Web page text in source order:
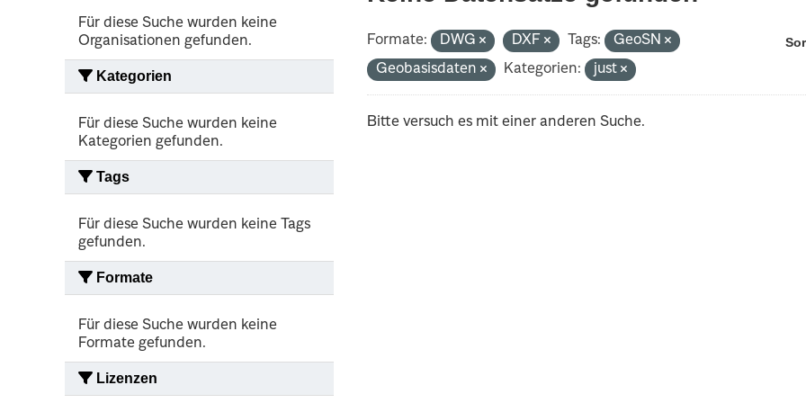
Für diese Suche wurden keine
Organisationen gefunden.
Kategorien
Für diese Suche wurden keine
Kategorien gefunden.
Tags
Für diese Suche wurden keine Tags
gefunden.
Formate
Für diese Suche wurden keine
Formate gefunden.
Lizenzen
Formate: DWG DXF Tags:
GeoSN
Geobasisdaten
Kategorien: just
Bitte versuch es mit einer anderen Suche.